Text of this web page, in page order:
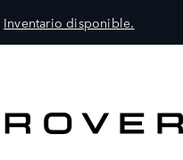
Inventario disponible.